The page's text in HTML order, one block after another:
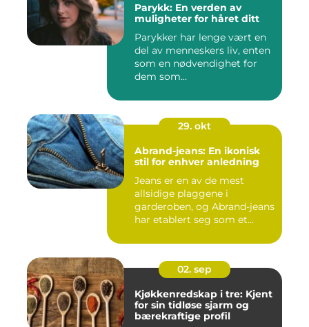
Parykk: En verden av
muligheter for håret ditt
Parykker har lenge vært en
del av menneskers liv, enten
som en nødvendighet for
dem som...
29. okt
Abrand-jeans: En ikonisk
stil for enhver anledning
Jeans er en av de mest
allsidige plaggene i
garderoben, og Abrand-jeans
har etablert seg som et
02. sep
Kjøkkenredskap i tre: Kjent
for sin tidløse sjarm og
bærekraftige profil